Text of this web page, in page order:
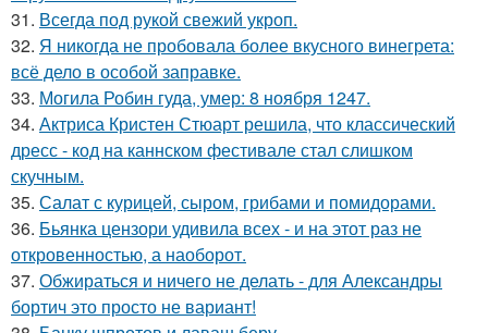
31. Всегда под рукой свежий укроп.
32. Я никогда не пробовала более вкусного винегрета:
всё дело в особой заправке.
33. Могила Робин гуда, умер: 8 ноября 1247.
34. Актриса Кристен Стюарт решила, что классический
дресс - код на каннском фестивале стал слишком
скучным.
35. Салат с курицей, сыром, грибами и помидорами.
36. Бьянка цензори удивила всех - и на этот раз не
откровенностью, а наоборот.
37. Обжираться и ничего не делать - для Александры
бортич это просто не вариант!